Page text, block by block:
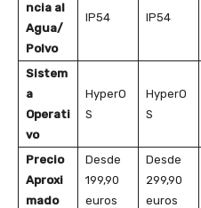
ncia al
Agua/
Polvo
IP54 IP54
Sistem
a
Operati
vo
HyperO
S
HyperO
S
Precio
Aproxi
mado
Desde
199,90
euros
Desde
299,90
euros